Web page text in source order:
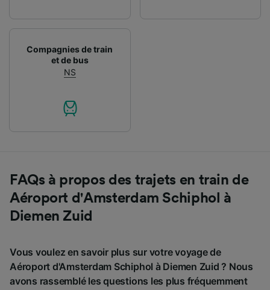
Compagnies de train
et de bus
NS
FAQs à propos des trajets en train de
Aéroport d'Amsterdam Schiphol à
Diemen Zuid
Vous voulez en savoir plus sur votre voyage de
Aéroport d'Amsterdam Schiphol à Diemen Zuid ? Nous
avons rassemblé les questions les plus fréquemment